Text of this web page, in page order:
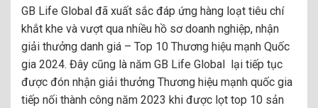
GB Life Global đã xuất sắc đáp ứng hàng loạt tiêu chí
khắt khe và vượt qua nhiều hồ sơ doanh nghiệp, nhận
giải thưởng danh giá – Top 10 Thương hiệu mạnh Quốc
gia 2024. Đây cũng là năm GB Life Global lại tiếp tục
được đón nhận giải thưởng Thương hiệu mạnh quốc gia
tiếp nối thành công năm 2023 khi được lọt top 10 sản